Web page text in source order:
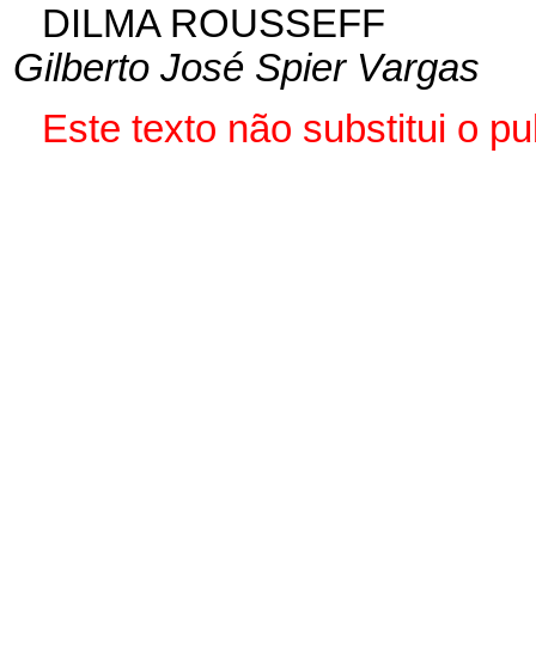
DILMA ROUSSEFF
Gilberto José Spier Vargas
Este texto não substitui o